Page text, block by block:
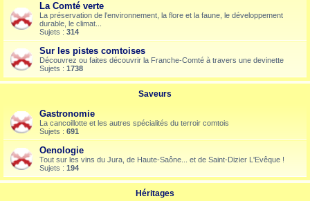
La Comté verte
La préservation de l'environnement, la flore et la faune, le développement
durable, le climat...
Sujets : 314
Sur les pistes comtoises
Découvrez ou faites découvrir la Franche-Comté à travers une devinette
Sujets : 1738
Saveurs
Gastronomie
La cancoillotte et les autres spécialités du terroir comtois
Sujets : 691
Oenologie
Tout sur les vins du Jura, de Haute-Saône... et de Saint-Dizier L'Evêque !
Sujets : 194
Héritages